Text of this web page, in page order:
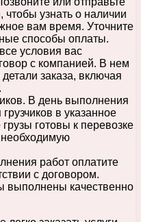
чтобы узнать о наличии
вам время. Уточните
способы оплаты.
условия вас
с компанией. В нем
заказа, включая
В день выполнения
в указанное
готовы к перевозке
необходимую
работ оплатите
с договором.
выполнены качественно